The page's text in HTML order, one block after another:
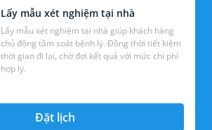
Lấy mẫu xét nghiệm tại nhà
Lấy mẫu xét nghiệm tại nhà giúp khách hàng
chủ động tầm soát bệnh lý. Đồng thời tiết kiệm
thời gian đi lại, chờ đợi kết quả với mức chi phí
hợp lý.
Đặt lịch